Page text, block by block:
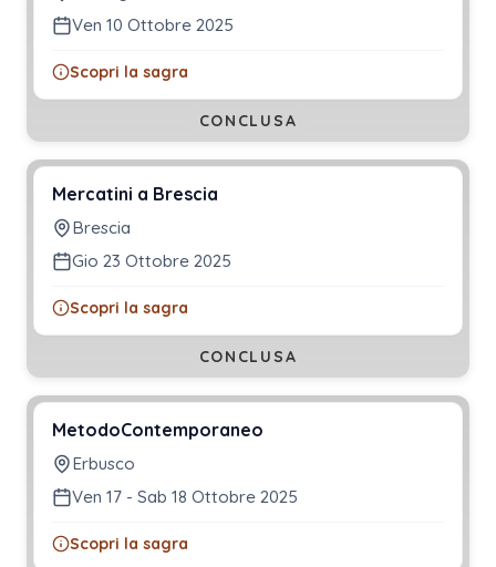
Ven 10 Ottobre 2025
Scopri la sagra
CONCLUSA
Mercatini a Brescia
Brescia
Gio 23 Ottobre 2025
Scopri la sagra
CONCLUSA
MetodoContemporaneo
Erbusco
Ven 17 - Sab 18 Ottobre 2025
Scopri la sagra